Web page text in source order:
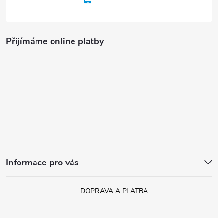
Přijímáme online platby
Informace pro vás
DOPRAVA A PLATBA